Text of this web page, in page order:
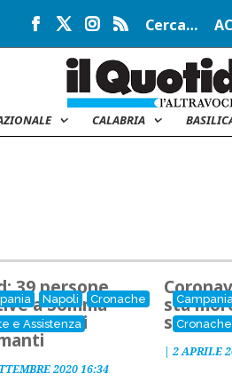
Cerca…
CALABRIA
Napoli
Cronache
e Assistenza
39 persone
a Somma
dati
2020 16:34
Cronache
sta
sue
|2 APRILE